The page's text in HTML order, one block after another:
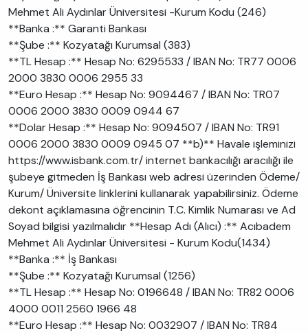
Mehmet Ali Aydınlar Üniversitesi -Kurum Kodu (246)
**Banka :** Garanti Bankası
**Şube :** Kozyatağı Kurumsal (383)
**TL Hesap :** Hesap No: 6295533 / IBAN No: TR77 0006
2000 3830 0006 2955 33
**Euro Hesap :** Hesap No: 9094467 / IBAN No: TR07
0006 2000 3830 0009 0944 67
**Dolar Hesap :** Hesap No: 9094507 / IBAN No: TR91
0006 2000 3830 0009 0945 07 **b)** Havale işleminizi
https://www.isbank.com.tr/ internet bankacılığı aracılığı ile
şubeye gitmeden İş Bankası web adresi üzerinden Ödeme/
Kurum/ Üniversite linklerini kullanarak yapabilirsiniz. Ödeme
dekont açıklamasına öğrencinin T.C. Kimlik Numarası ve Ad
Soyad bilgisi yazılmalıdır **Hesap Adı (Alıcı) :** Acıbadem
Mehmet Ali Aydınlar Üniversitesi - Kurum Kodu(1434)
**Banka :** İş Bankası
**Şube :** Kozyatağı Kurumsal (1256)
**TL Hesap :** Hesap No: 0196648 / IBAN No: TR82 0006
4000 0011 2560 1966 48
**Euro Hesap :** Hesap No: 0032907 / IBAN No: TR84